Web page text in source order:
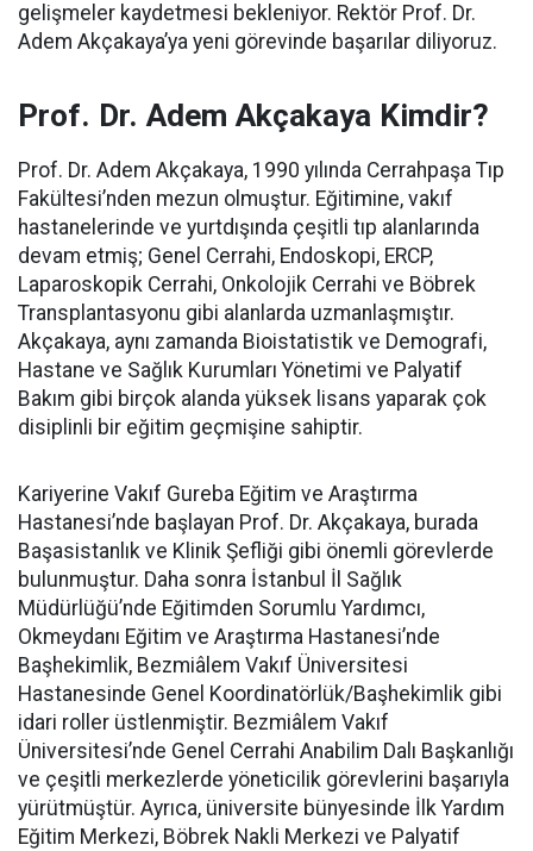
gelişmeler kaydetmesi bekleniyor. Rektör Prof. Dr.
Adem Akçakaya’ya yeni görevinde başarılar diliyoruz.
Prof. Dr. Adem Akçakaya Kimdir?
Prof. Dr. Adem Akçakaya, 1990 yılında Cerrahpaşa Tıp
Fakültesi’nden mezun olmuştur. Eğitimine, vakıf
hastanelerinde ve yurtdışında çeşitli tıp alanlarında
devam etmiş; Genel Cerrahi, Endoskopi, ERCP,
Laparoskopik Cerrahi, Onkolojik Cerrahi ve Böbrek
Transplantasyonu gibi alanlarda uzmanlaşmıştır.
Akçakaya, aynı zamanda Bioistatistik ve Demografi,
Hastane ve Sağlık Kurumları Yönetimi ve Palyatif
Bakım gibi birçok alanda yüksek lisans yaparak çok
disiplinli bir eğitim geçmişine sahiptir.
Kariyerine Vakıf Gureba Eğitim ve Araştırma
Hastanesi’nde başlayan Prof. Dr. Akçakaya, burada
Başasistanlık ve Klinik Şefliği gibi önemli görevlerde
bulunmuştur. Daha sonra İstanbul İl Sağlık
Müdürlüğü’nde Eğitimden Sorumlu Yardımcı,
Okmeydanı Eğitim ve Araştırma Hastanesi’nde
Başhekimlik, Bezmiâlem Vakıf Üniversitesi
Hastanesinde Genel Koordinatörlük/Başhekimlik gibi
idari roller üstlenmiştir. Bezmiâlem Vakıf
Üniversitesi’nde Genel Cerrahi Anabilim Dalı Başkanlığı
ve çeşitli merkezlerde yöneticilik görevlerini başarıyla
yürütmüştür. Ayrıca, üniversite bünyesinde İlk Yardım
Eğitim Merkezi, Böbrek Nakli Merkezi ve Palyatif